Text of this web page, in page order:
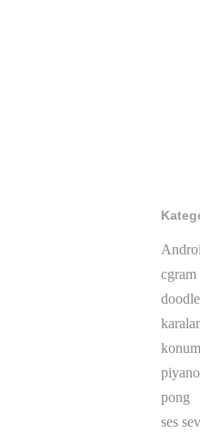
cgram
doodle
piyano
pong
ses